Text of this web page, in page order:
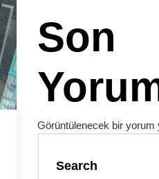
Son
Görüntülenecek bir yorum
Search